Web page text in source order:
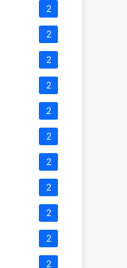
2
2
2
2
2
2
2
2
2
2
2